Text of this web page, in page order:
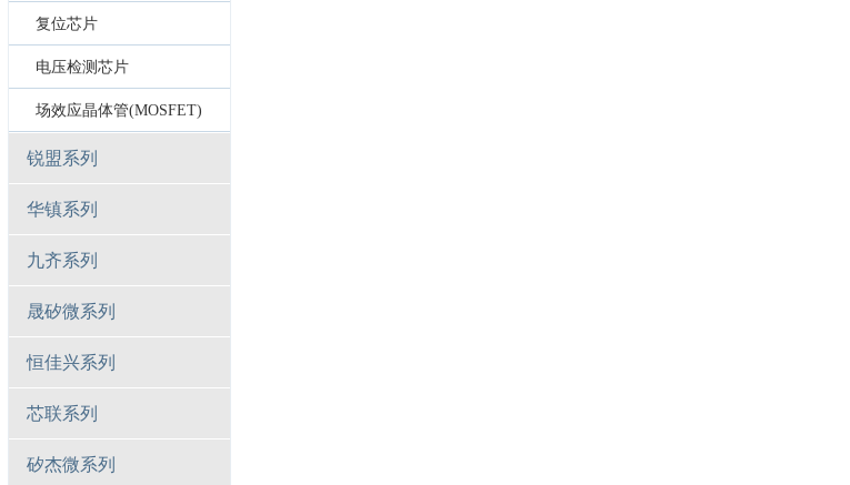
复位芯片
电压检测芯片
场效应晶体管(MOSFET)
锐盟系列
华镇系列
九齐系列
晟矽微系列
恒佳兴系列
芯联系列
矽杰微系列